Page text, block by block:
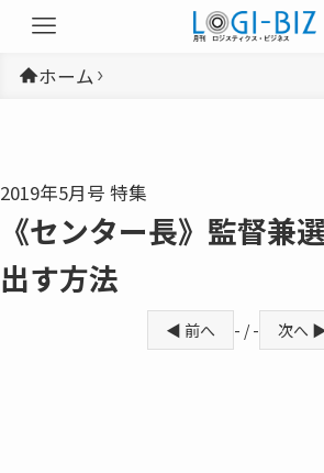
ホーム
2019年5月号 特集
《センター長》監督兼
出す方法
◀ 前へ - / - 次へ